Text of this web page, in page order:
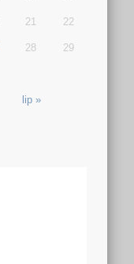
lip »
21 22
28 29